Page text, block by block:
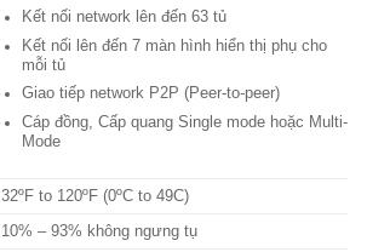
Kết nối network lên đến 63 tủ
Kết nối lên đến 7 màn hình hiển thị phụ cho
mỗi tủ
Giao tiếp network P2P (Peer-to-peer)
Cáp đồng, Cấp quang Single mode hoặc Multi-
Mode
32ºF to 120ºF (0ºC to 49C)
10% – 93% không ngưng tụ